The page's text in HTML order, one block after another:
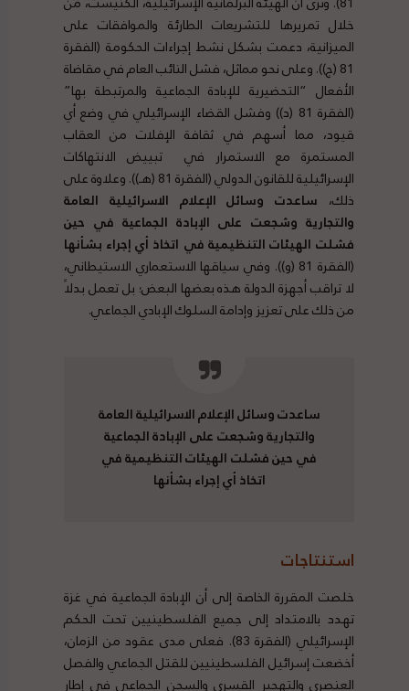
خلال تمريرها للتشريعات الطارئة والموافقات على
الميزانية، دعمت بشكل نشط إجراءات الحكومة (الفقرة
81 (ج)). وعلى نحو مماثل، فشل النائب العام في مقاضاة
الأفعال “التحضيرية للإبادة الجماعية والمرتبطة بها”
(الفقرة 81 (د)) وفشل القضاء الإسرائيلي في وضع أي
قيود، مما أسهم في ثقافة الإفلات من العقاب
المستمرة مع الاستمرار في تبييض الانتهاكات
الإسرائيلية للقانون الدولي (الفقرة 81 (هـ)). وعلاوة على
ذلك، ساعدت وسائل الإعلام الاسرائيلية العامة
والتجارية وشجعت على الإبادة الجماعية في حين
فشلت الهيئات التنظيمية في اتخاذ أي إجراء بشأنها
(الفقرة 81 (و)). وفي سياقها الاستعماري الاستيطاني،
لا تراقب أجهزة الدولة هذه بعضها البعض؛ بل تعمل بدلاً
من ذلك على تعزيز وإدامة السلوك الإبادي الجماعي.
ساعدت وسائل الإعلام الاسرائيلية العامة
والتجارية وشجعت على الإبادة الجماعية
في حين فشلت الهيئات التنظيمية في
اتخاذ أي إجراء بشأنها
استنتاجات
خلصت المقررة الخاصة إلى أن الإبادة الجماعية في غزة
تهدد بالامتداد إلى جميع الفلسطينيين تحت الحكم
الإسرائيلي (الفقرة 83). فعلى مدى عقود من الزمان،
أخضعت إسرائيل الفلسطينيين للقتل الجماعي والفصل
العنصري والتهجير القسري والسجن الجماعي في إطار